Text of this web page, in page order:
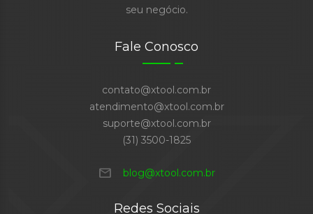
seu negócio.
Fale Conosco
contato@xtool.com.br
atendimento@xtool.com.br
suporte@xtool.com.br
(31) 3500-1825
mail blog@xtool.com.br
Redes Sociais